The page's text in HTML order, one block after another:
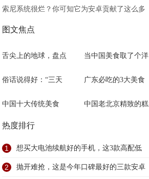
索尼系统很烂？你可知它为安卓贡献了这么多
图文焦点
舌尖上的地球，盘点 当中国美食取了个洋
俗话说得好：“三天 广东必吃的3大美食
中国十大传统美食 中国老北京精致的糕
热度排行
1 想买大电池续航好的手机，这3款高配低
2 抛开难抢，这是今年口碑最好的三款安卓